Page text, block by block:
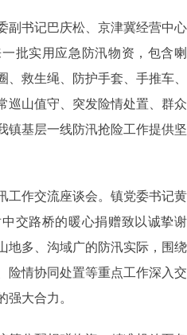
书记巴庆松、京津冀经营中心
批实用应急防汛物资，包含喇
救生绳、防护手套、手推车、
巡山值守、突发险情处置、群众
镇基层一线防汛抢险工作提供坚
作交流座谈会。镇党委书记黄
交路桥的暖心捐赠致以诚挚谢
地多、沟域广的防汛实际，围绕
险情协同处置等重点工作深入交
强大合力。